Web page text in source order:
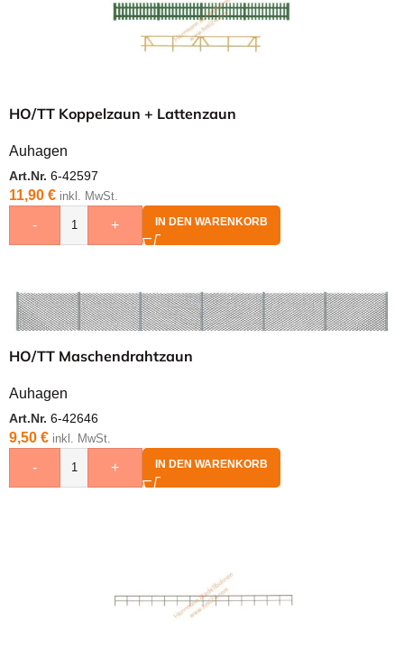
HO/TT Koppelzaun + Lattenzaun
Auhagen
Art.Nr. 6-42597
11,90 € inkl. MwSt.
- + IN DEN WARENKORB
HO/TT Maschendrahtzaun
Auhagen
Art.Nr. 6-42646
9,50 € inkl. MwSt.
- + IN DEN WARENKORB